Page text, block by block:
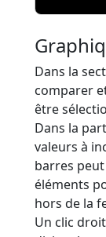
Dans la
comparer
être
Dans la
valeurs à
barres
éléments
hors de la
Un clic